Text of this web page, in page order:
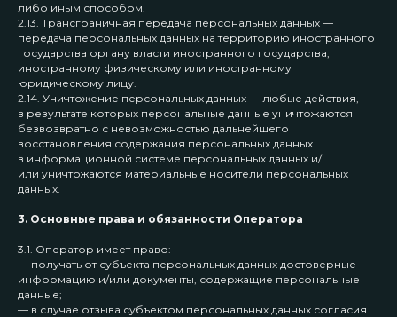
либо иным способом.
2.13. Трансграничная передача персональных данных —
передача персональных данных на территорию иностранного
государства органу власти иностранного государства,
иностранному физическому или иностранному
юридическому лицу.
2.14. Уничтожение персональных данных — любые действия,
в результате которых персональные данные уничтожаются
безвозвратно с невозможностью дальнейшего
восстановления содержания персональных данных
в информационной системе персональных данных и/
или уничтожаются материальные носители персональных
данных.
3. Основные права и обязанности Оператора
3.1. Оператор имеет право:
— получать от субъекта персональных данных достоверные
информацию и/или документы, содержащие персональные
данные;
— в случае отзыва субъектом персональных данных согласия